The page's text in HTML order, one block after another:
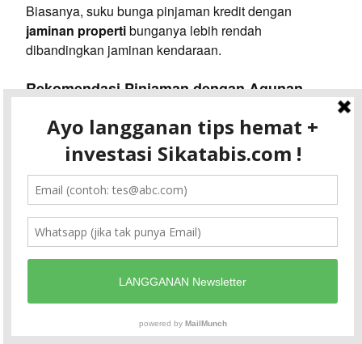
Biasanya, suku bunga pinjaman kredit dengan
jaminan propertibunganya lebih rendah
dibandingkan jaminan kendaraan.
Rekomendasi Pinjaman dengan Agunan
Daftar rekomendasi pinjaman dengan agunan untuk
renovasi rumah (KMG) berdasarkan suku bunga
paling rendah 2020:
Pinjaman Renovasi Rumah BCA
KMG CIMB Niaga